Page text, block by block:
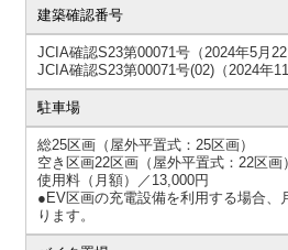
建築確認番号
JCIA確認S23第00071号（2024年5月22
JCIA確認S23第00071号(02)（2024年
駐車場
総25区画（屋外平置式：25区画）
空き区画22区画（屋外平置式：22区画）
使用料（月額）／13,000円
●EV区画の充電設備を利用する場合、
ります。